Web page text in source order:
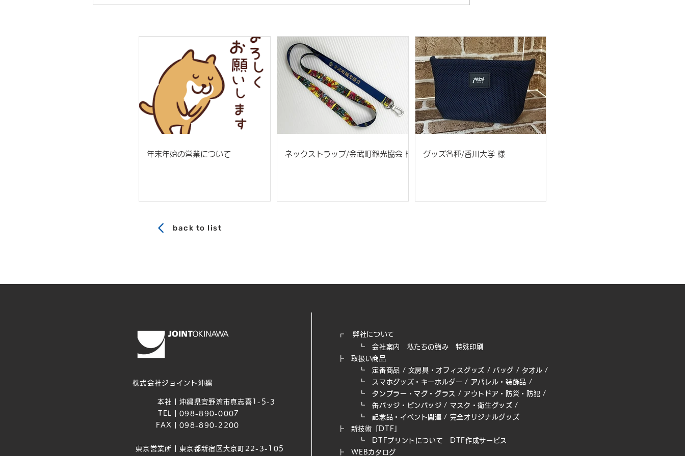
年末年始の営業について ネックストラップ/金武町観光協会 様 グッズ各種/香川大学 様
back to list
株式会社ジョイント沖縄
本社｜
TEL｜
FAX｜
東京営業所｜
沖縄県宜野湾市真志喜1-5-3
098-890-0007
098-890-2200
東京都新宿区大京町22-3-105
┏ 弊社について
┗会社案内 私たちの強み​
特殊印刷
┣
取扱い商品
┗定番商品 / 文房具・オフィスグッズ / バッグ / タオル /
┗
スマホグッズ・キーホルダー / アパレル・装飾品 /
┗タンブラー・マグ・グラス / アウトドア・防災・防犯 /
┗缶バッジ・ピンバッジ / マスク・衛生グッズ /
┗記念品・イベント関連 / 完全オリジナルグッズ
┣
新技術「DTF」
┗ DTFプリントについて
DTF作成サービス
┣
WEB​カタログ